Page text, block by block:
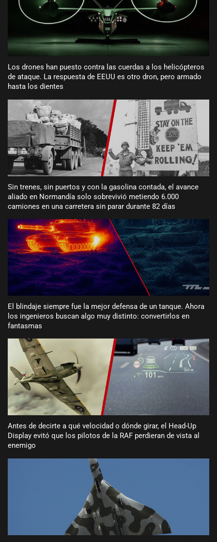
Los drones han puesto contra las cuerdas a los helicópteros
de ataque. La respuesta de EEUU es otro dron, pero armado
hasta los dientes
Sin trenes, sin puertos y con la gasolina contada, el avance
aliado en Normandía solo sobrevivió metiendo 6.000
camiones en una carretera sin parar durante 82 días
El blindaje siempre fue la mejor defensa de un tanque. Ahora
los ingenieros buscan algo muy distinto: convertirlos en
fantasmas
Antes de decirte a qué velocidad o dónde girar, el Head-Up
Display evitó que los pilotos de la RAF perdieran de vista al
enemigo